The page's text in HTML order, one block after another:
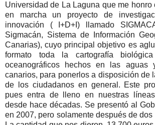
Universidad de La Laguna que me honro
en marcha un proyecto de
innovación ( I+D+I) llamado
Sigmacán, Sistema de Información
Canarias), cuyo principal objetivo es
formato toda la cartografía
oceanográficos hechos en las aguas
canarios, para ponerlos a disposición de
de los ciudadanos en general. Este
pues entra de lleno en nuestras
desde hace décadas. Se presentó al
en 2007, pero solamente después de